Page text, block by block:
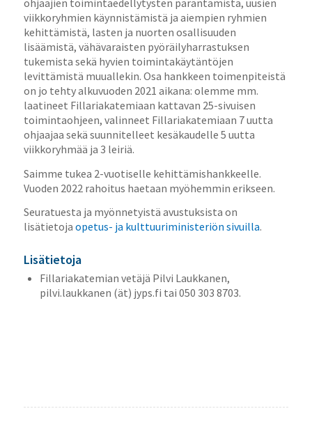
viikkoryhmien käynnistämistä ja aiempien ryhmien
kehittämistä, lasten ja nuorten osallisuuden
lisäämistä, vähävaraisten pyöräilyharrastuksen
tukemista sekä hyvien toimintakäytäntöjen
levittämistä muuallekin. Osa hankkeen toimenpiteistä
on jo tehty alkuvuoden 2021 aikana: olemme mm.
laatineet Fillariakatemiaan kattavan 25-sivuisen
toimintaohjeen, valinneet Fillariakatemiaan 7 uutta
ohjaajaa sekä suunnitelleet kesäkaudelle 5 uutta
viikkoryhmää ja 3 leiriä.
Saimme tukea 2-vuotiselle kehittämishankkeelle.
Vuoden 2022 rahoitus haetaan myöhemmin erikseen.
Seuratuesta ja myönnetyistä avustuksista on
lisätietoja opetus- ja kulttuuriministeriön sivuilla.
Lisätietoja
Fillariakatemian vetäjä Pilvi Laukkanen,
pilvi.laukkanen (ät) jyps.fi tai 050 303 8703.